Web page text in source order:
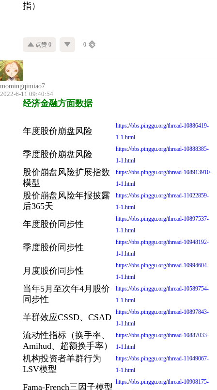
指）
点赞 0 0
momingqimiao7
2022-6-11 09:40:54
经济金融方面数据
年度股价崩盘风险
https://bbs.pinggu.org/thread-10886419-
1-1.html
季度股价崩盘风险
https://bbs.pinggu.org/thread-10888385-
1-1.html
股价崩盘风险扩展指数
模型
https://bbs.pinggu.org/thread-108913910-
1-1.html
股价崩盘风险年报披露
后365天
https://bbs.pinggu.org/thread-11022859-
1-1.html
年度股价同步性
https://bbs.pinggu.org/thread-10897537-
1-1.html
季度股价同步性
https://bbs.pinggu.org/thread-10948192-
1-1.html
月度股价同步性
https://bbs.pinggu.org/thread-10994604-
1-1.html
当年5月至次年4月股价
同步性
https://bbs.pinggu.org/thread-10589754-
1-1.html
羊群效应CSSD、CSAD
https://bbs.pinggu.org/thread-10897843-
1-1.html
流动性指标（换手率、
Amihud、超额换手率）
https://bbs.pinggu.org/thread-10887033-
1-1.html
机构投资者羊群行为
LSV模型
https://bbs.pinggu.org/thread-11049067-
1-1.html
Fama-French三因子模型
https://bbs.pinggu.org/thread-10908175-